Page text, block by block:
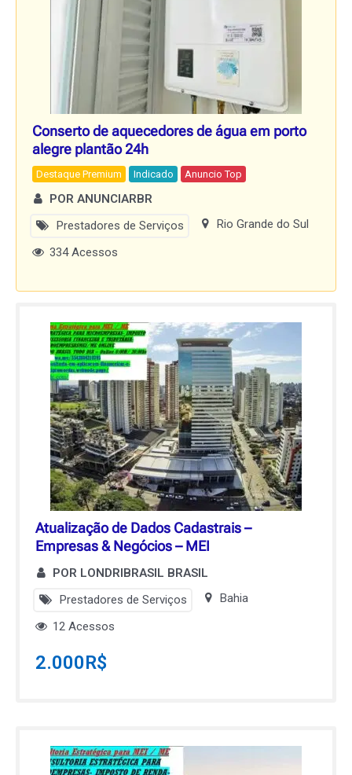
Conserto de aquecedores de água em porto
alegre plantão 24h
Destaque Premium Indicado Anuncio Top
POR ANUNCIARBR
Prestadores de Serviços
Rio Grande do Sul
334 Acessos
Atualização de Dados Cadastrais –
Empresas & Negócios – MEI
POR LONDRIBRASIL BRASIL
Prestadores de Serviços
Bahia
12 Acessos
2.000R$